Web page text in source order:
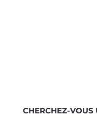
CHERCHEZ-VOUS